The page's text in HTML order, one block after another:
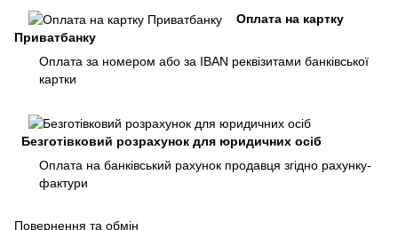
Оплата на картку
Приватбанку
Оплата за номером або за IBAN реквізитами банківської
картки
Безготівковий розрахунок для юридичних осіб
Оплата на банківський рахунок продавця згідно рахунку-
фактури
Повернення та обмін